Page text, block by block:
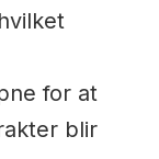
for at
blir